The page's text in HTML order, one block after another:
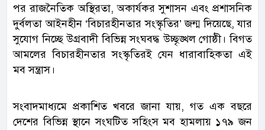
পর রাজনৈতিক অস্থিরতা, অকার্যকর সুশাসন এবং প্রশাসনিক
দুর্বলতা আইনহীন ‘বিচারহীনতার সংস্কৃতির’ জন্ম দিয়েছে, যার
সুযোগ নিচ্ছে উগ্রবাদী বিভিন্ন সংঘবদ্ধ উচ্ছৃঙ্খল গোষ্ঠী। বিগত
আমলের বিচারহীনতার সংস্কৃতিরই যেন ধারাবাহিকতা এই
মব সন্ত্রাস।
সংবাদমাধ্যমে প্রকাশিত খবরে জানা যায়, গত এক বছরে
দেশের বিভিন্ন স্থানে সংঘটিত সহিংস মব হামলায় ১৭৯ জন